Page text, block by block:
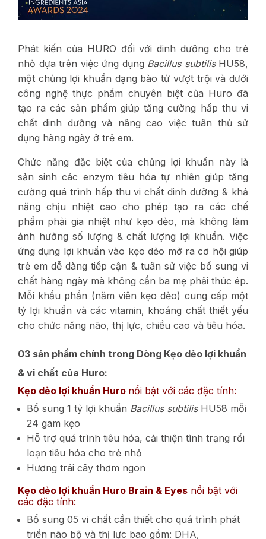
Phát kiến của HURO đối với dinh dưỡng cho trẻ
nhỏ dựa trên việc ứng dụng Bacillus subtilisHU58,
một chủng lợi khuẩn dạng bào tử vượt trội và dưới
công nghệ thực phẩm chuyên biệt của Huro đã
tạo ra các sản phẩm giúp tăng cường hấp thu vi
chất dinh dưỡng và nâng cao việc tuân thủ sử
dụng hàng ngày ở trẻ em.
Chức năng đặc biệt của chủng lợi khuẩn này là
sản sinh các enzym tiêu hóa tự nhiên giúp tăng
cường quá trình hấp thu vi chất dinh dưỡng & khả
năng chịu nhiệt cao cho phép tạo ra các chế
phẩm phải gia nhiệt như kẹo dẻo, mà không làm
ảnh hưởng số lượng & chất lượng lợi khuẩn. Việc
ứng dụng lợi khuẩn vào kẹo dẻo mở ra cơ hội giúp
trẻ em dễ dàng tiếp cận & tuân sử việc bổ sung vi
chất hàng ngày mà không cần ba mẹ phải thúc ép.
Mỗi khẩu phần (năm viên kẹo dẻo) cung cấp một
tỷ lợi khuẩn và các vitamin, khoáng chất thiết yếu
cho chức năng não, thị lực, chiều cao và tiêu hóa.
03 sản phẩm chính trong Dòng Kẹo dẻo lợi khuẩn
& vi chất của Huro:
Kẹo dẻo lợi khuẩn Huro nổi bật với các đặc tính:
Bổ sung 1 tỷ lợi khuẩn Bacillus subtilisHU58 mỗi
24 gam kẹo
Hỗ trợ quá trình tiêu hóa, cải thiện tình trạng rối
loạn tiêu hóa cho trẻ nhỏ
Hương trái cây thơm ngon
Kẹo dẻo lợi khuẩn Huro Brain & Eyes nổi bật với
các đặc tính:
Bổ sung 05 vi chất cần thiết cho quá trình phát
triển não bộ và thị lực bao gồm: DHA,